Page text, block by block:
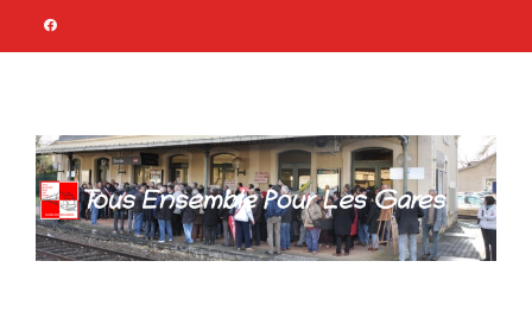
TOUS ENSEMBLE
POUR LES GARES
Association Citoyenne